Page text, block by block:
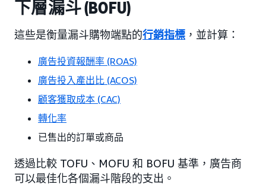
下層漏斗 (BOFU)
這些是衡量漏斗購物端點的行銷指標 ，並計算：
廣告投資報酬率 (ROAS)
廣告投入產出比 (ACOS)
顧客獲取成本 (CAC)
轉化率
已售出的訂單或商品
透過比較 TOFU、MOFU 和 BOFU 基準，廣告商
可以最佳化各個漏斗階段的支出。